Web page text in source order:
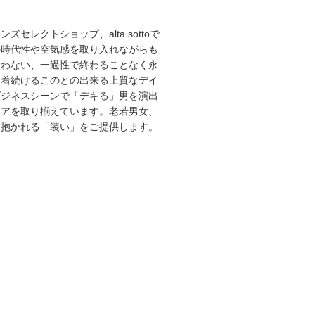
ズセレクトショップ、alta sottoで
代性や空気感を取り入れながらも
ない、一過性で終わることなく永
続けるこのとの出来る上質なデイ
ネスシーンで「デキる」男を演出
を取り揃えています。老若男女、
かれる「装い」をご提供します。